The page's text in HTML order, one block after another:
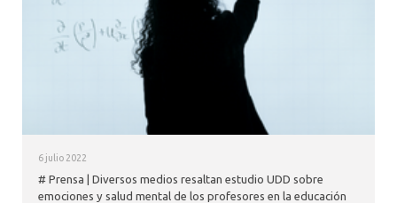
6 julio 2022
# Prensa | Diversos medios resaltan estudio UDD sobre
emociones y salud mental de los profesores en la educación